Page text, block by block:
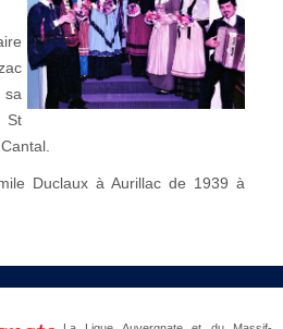
St
Duclaux à Aurillac de 1939 à